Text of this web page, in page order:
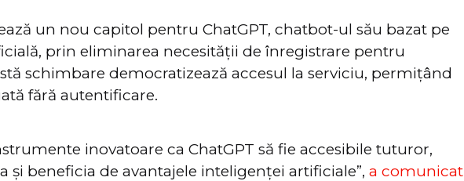
un nou capitol pentru ChatGPT, chatbot-ul său bazat pe
prin eliminarea necesității de înregistrare pentru
schimbare democratizează accesul la serviciu, permițând
fără autentificare.
inovatoare ca ChatGPT să fie accesibile tuturor,
și beneficia de avantajele inteligenței artificiale”, a comunicat